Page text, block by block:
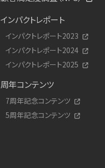
インパクトレポート
インパクトレポート2023
インパクトレポート2024
インパクトレポート2025
周年コンテンツ
7周年記念コンテンツ
5周年記念コンテンツ